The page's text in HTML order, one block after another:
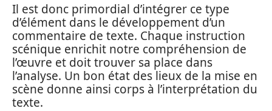
Il est donc primordial d’intégrer ce type
d’élément dans le développement d’un
commentaire de texte. Chaque instruction
scénique enrichit notre compréhension de
l’œuvre et doit trouver sa place dans
l’analyse. Un bon état des lieux de la mise en
scène donne ainsi corps à l’interprétation du
texte.